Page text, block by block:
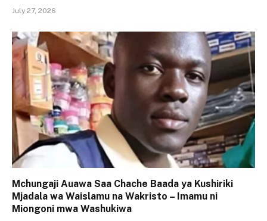
July 27, 2026
Mchungaji Auawa Saa Chache Baada ya Kushiriki
Mjadala wa Waislamu na Wakristo – Imamu ni
Miongoni mwa Washukiwa